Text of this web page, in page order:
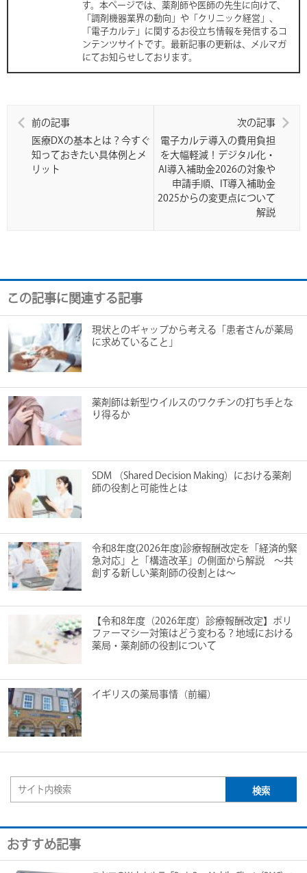
す。本ページでは、薬剤師や医師の先生に向けて、
「調剤機器業界の動向」や「クリニック経営」、
「電子カルテ」に関するお役立ち情報を発信するコ
ンテンツサイトです。最新記事の更新は、メルマガ
にてお知らせしております。
前の記事
医療DXの基本とは？今すぐ
知っておきたい具体例とメ
リット
次の記事
電子カルテ導入の費用負担
を大幅軽減！デジタル化・
AI導入補助金2026の対象や
申請手順、IT導入補助金
2025からの変更点について
解説
この記事に関連する記事
現状とのギャップから考える「患者さんが薬局
に求めていること」
薬剤師は新型ウイルスのワクチンの打ち手とな
り得るか
SDM （Shared Decision Making）における薬剤
師の役割と可能性とは
令和8年度(2026年度)診療報酬改定を「経済的緊
急対応」と「構造改革」の側面から解説 ～共
創する新しい薬剤師の役割とは～
【令和8年度（2026年度）診療報酬改定】ポリ
ファーマシー対策はどう変わる？地域における
薬局・薬剤師の役割について
イギリスの薬局事情（前編）
おすすめ記事